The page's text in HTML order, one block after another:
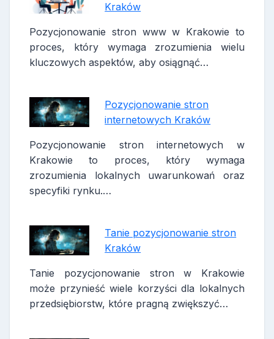
Kraków
Pozycjonowanie stron www w Krakowie to
proces, który wymaga zrozumienia wielu
kluczowych aspektów, aby osiągnąć…
Pozycjonowanie stron
internetowych Kraków
Pozycjonowanie stron internetowych w
Krakowie to proces, który wymaga
zrozumienia lokalnych uwarunkowań oraz
specyfiki rynku.…
Tanie pozycjonowanie stron
Kraków
Tanie pozycjonowanie stron w Krakowie
może przynieść wiele korzyści dla lokalnych
przedsiębiorstw, które pragną zwiększyć…